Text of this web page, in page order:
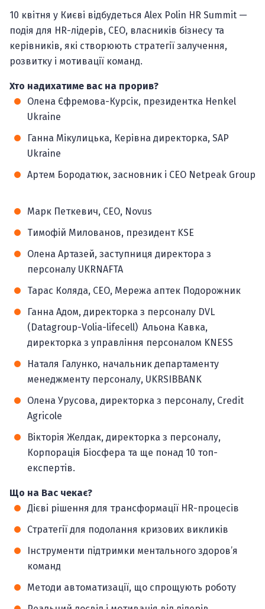
10 квітня у Києві відбудеться Alex Polin HR Summit —
подія для HR-лідерів, CEO, власників бізнесу та
керівників, які створюють стратегії залучення,
розвитку і мотивації команд.
Хто надихатиме вас на прорив?
Олена Єфремова-Курсік, президентка Henkel
Ukraine
Ганна Мікулицька, Керівна директорка, SAP
Ukraine
Артем Бородатюк, засновник і СЕО Netpeak Group
Марк Петкевич, CEO, Novus
Тимофій Милованов, президент KSE
Олена Артазей, заступниця директора з
персоналу UKRNAFTA
Тарас Коляда, СЕО, Мережа аптек Подорожник
Ганна Адом, директорка з персоналу DVL
(Datagroup-Volia-lifecell) Альона Кавка,
директорка з управління персоналом KNESS
Наталя Галунко, начальник департаменту
менеджменту персоналу, UKRSIBBANK
Олена Урусова, директорка з персоналу, Credit
Agricole
Вікторія Желдак, директорка з персоналу,
Корпорація Біосфера та ще понад 10 топ-
експертів.
Що на Вас чекає?
Дієві рішення для трансформації HR-процесів
Стратегії для подолання кризових викликів
Інструменти підтримки ментального здоров’я
команд
Методи автоматизації, що спрощують роботу